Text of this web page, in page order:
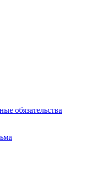
обязательства